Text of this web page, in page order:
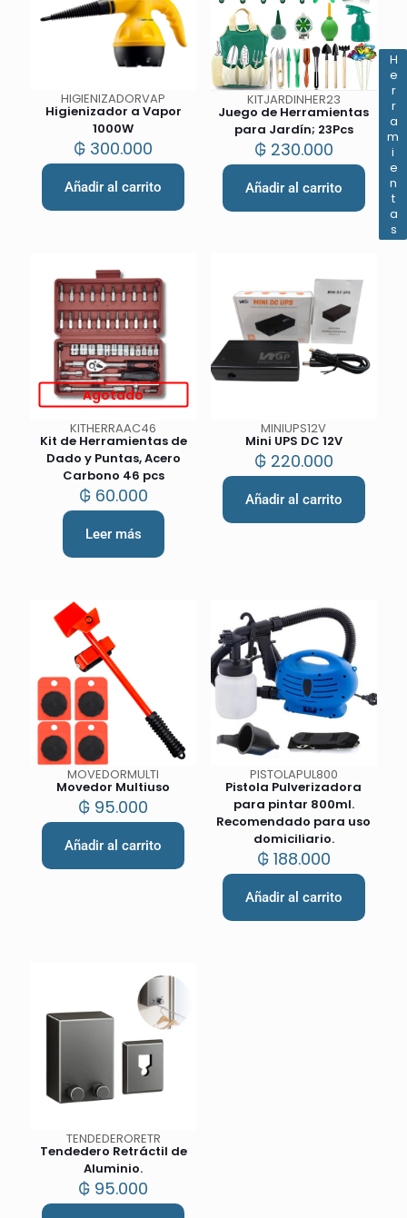
Herramientas
HIGIENIZADORVAP
Higienizador a Vapor
1000W
₲ 300.000
Añadir al carrito
KITJARDINHER23
Juego de Herramientas
para Jardín; 23Pcs
₲230.000
Añadir al carrito
Agotado
KITHERRAAC46
Kit de Herramientas de
Dado y Puntas, Acero
Carbono 46 pcs
₲60.000
Leer más
MINIUPS12V
Mini UPS DC 12V
₲220.000
Añadir al carrito
MOVEDORMULTI
Movedor Multiuso
₲ 95.000
Añadir al carrito
PISTOLAPUL800
Pistola Pulverizadora
para pintar 800ml.
Recomendado para uso
domiciliario.
₲188.000
Añadir al carrito
TENDEDERORETR
Tendedero Retráctil de
Aluminio.
₲ 95.000